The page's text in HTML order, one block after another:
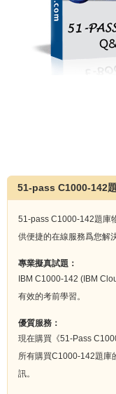
51-pass C1000-142
51-pass C1000-142題庫
供便捷的在線服務爲您解
專業擬真試題：
IBM C1000-142 (IBM
有效的考前學習。
優質服務：
現在購買《51-Pass
所有購買C1000-142題庫
訊。